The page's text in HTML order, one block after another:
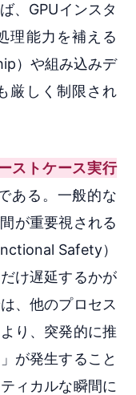
、GPUインスタ
理能力を補える
）や組み込みデ
厳しく制限され
ーストケース実行
ある。一般的な
が重要視される
Safety）
け遅延するかが
、他のプロセス
り、突発的に推
が発生すること
ィカルな瞬間に